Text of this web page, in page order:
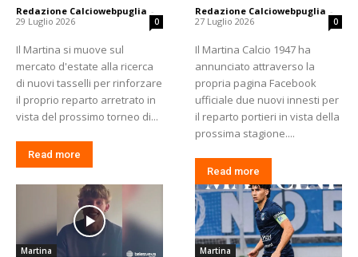
Redazione Calciowebpuglia -
29 Luglio 2026
0
Il Martina si muove sul
mercato d'estate alla ricerca
di nuovi tasselli per rinforzare
il proprio reparto arretrato in
vista del prossimo torneo di...
Read more
Redazione Calciowebpuglia -
27 Luglio 2026
0
Il Martina Calcio 1947 ha
annunciato attraverso la
propria pagina Facebook
ufficiale due nuovi innesti per
il reparto portieri in vista della
prossima stagione....
Read more
Martina Martina